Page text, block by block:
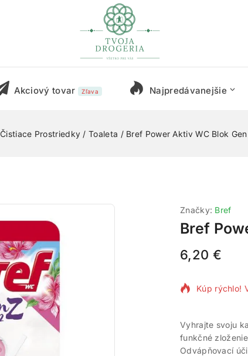
Akciový tovar Zľava Najpredávanejšie
Čistiace Prostriedky / Toaleta / Bref Power Aktiv WC Blok
Značky: Bref
Bref
6,20 €
7 produktov
Kúp rýchlo!
Vyhrajte svoju
funkčné
Odvápňovací